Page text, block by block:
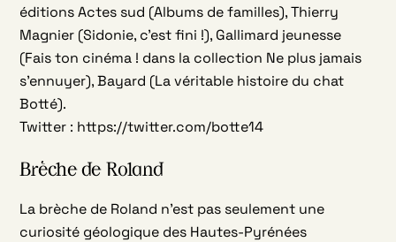
éditions Actes sud (Albums de familles), Thierry
Magnier (Sidonie, c’est fini !), Gallimard jeunesse
(Fais ton cinéma ! dans la collection Ne plus jamais
s’ennuyer), Bayard (La véritable histoire du chat
Botté).
Twitter : https://twitter.com/botte14
Brèche de Roland
La brèche de Roland n’est pas seulement une
curiosité géologique des Hautes-Pyrénées